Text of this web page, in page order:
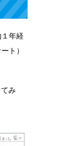
年経
ト）
み